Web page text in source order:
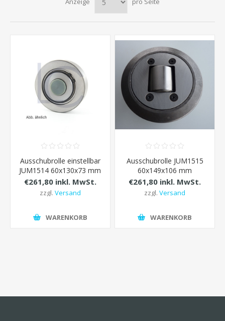
Ausschubrolle einstellbar
JUM1514 60x130x73 mm
€261,80 inkl. MwSt.
zzgl. Versand
WARENKORB
Ausschubrolle JUM1515
60x149x106 mm
€261,80 inkl. MwSt.
zzgl.Versand
WARENKORB